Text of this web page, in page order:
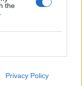
the
Privacy Policy